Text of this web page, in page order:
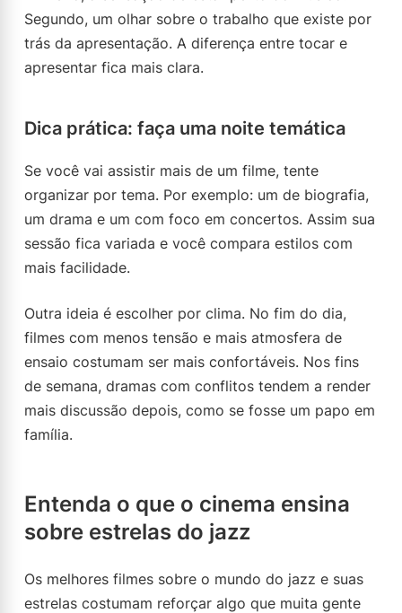
Segundo, um olhar sobre o trabalho que existe por
trás da apresentação. A diferença entre tocar e
apresentar fica mais clara.
Dica prática: faça uma noite temática
Se você vai assistir mais de um filme, tente
organizar por tema. Por exemplo: um de biografia,
um drama e um com foco em concertos. Assim sua
sessão fica variada e você compara estilos com
mais facilidade.
Outra ideia é escolher por clima. No fim do dia,
filmes com menos tensão e mais atmosfera de
ensaio costumam ser mais confortáveis. Nos fins
de semana, dramas com conflitos tendem a render
mais discussão depois, como se fosse um papo em
família.
Entenda o que o cinema ensina
sobre estrelas do jazz
Os melhores filmes sobre o mundo do jazz e suas
estrelas costumam reforçar algo que muita gente